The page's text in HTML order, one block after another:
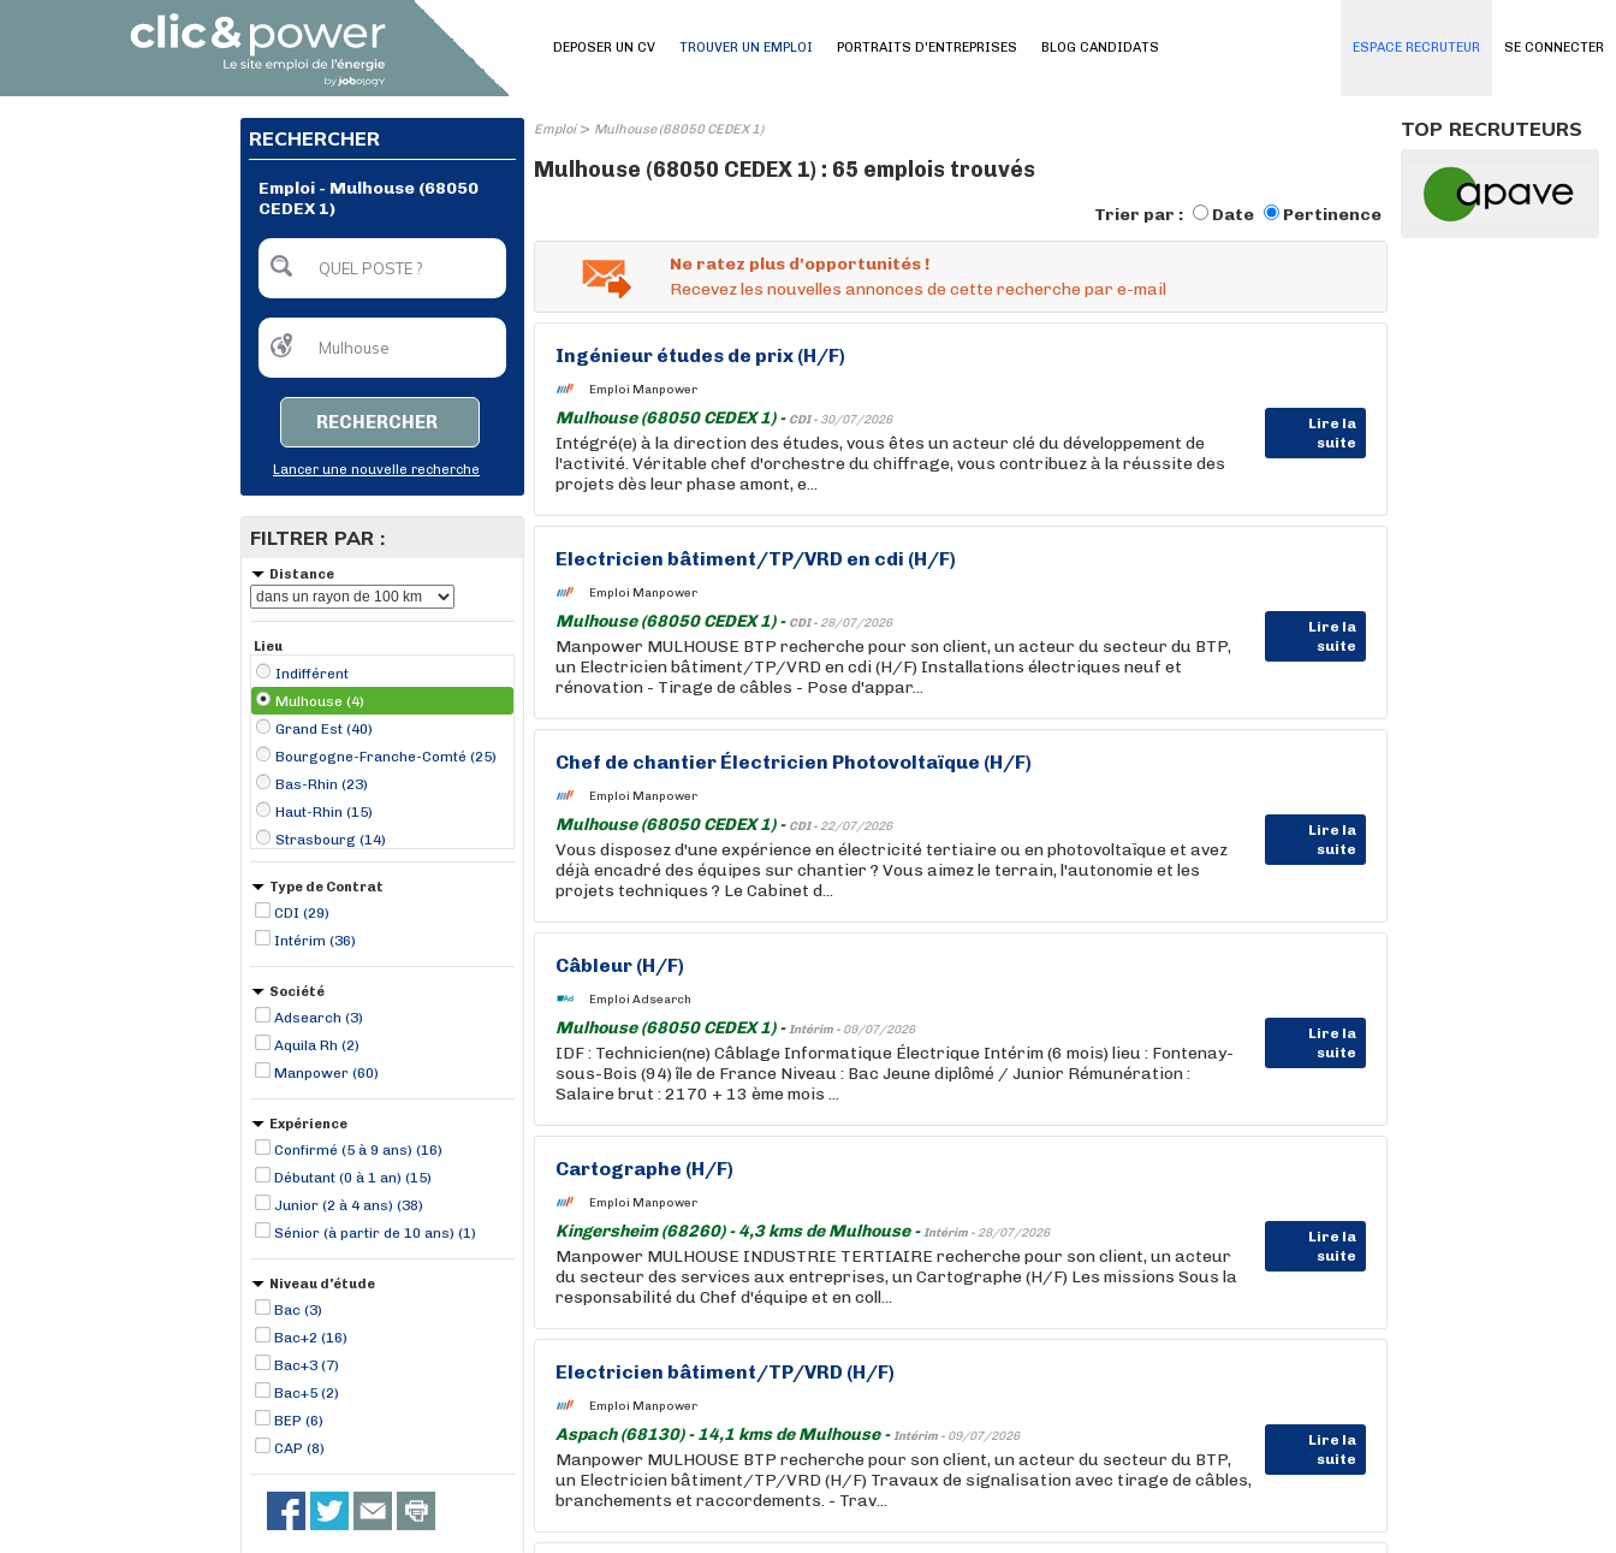
SE CONNECTER
DEPOSER UN CV TROUVER UN EMPLOI PORTRAITS D'ENTREPRISES BLOG CANDIDATS ESPACE RECRUTEUR
RECHERCHER
Emploi - Mulhouse (68050
CEDEX 1)
RECHERCHER
Lancer une nouvelle recherche
FILTRER PAR :
Distance
Lieu
Indifférent
Mulhouse (4)
Grand Est (40)
Bourgogne-Franche-Comté (25)
Bas-Rhin (23)
Haut-Rhin (15)
Strasbourg (14)
Belfort (9)
Molsheim (5)
Colmar (2)
Héricourt (2)
Type de Contrat
CDI (29)
Intérim (36)
Société
Adsearch (3)
Aquila Rh (2)
Manpower (60)
Expérience
Confirmé (5 à 9 ans) (16)
Débutant (0 à 1 an) (15)
Junior (2 à 4 ans) (38)
Sénior (à partir de 10 ans) (1)
Niveau d'étude
Bac (3)
Bac+2 (16)
Bac+3 (7)
Bac+5 (2)
BEP (6)
CAP (8)
Emploi> Mulhouse (68050 CEDEX 1)
Mulhouse (68050 CEDEX 1) : 65 emplois trouvés
Trier par : Date Pertinence
Ne ratez plus d'opportunités !
Recevez les nouvelles annonces de cette recherche par e-mail
Ingénieur études de prix (H/F)
Emploi Manpower
Mulhouse (68050 CEDEX 1) - CDI - 30/07/2026
Lire la
suite
Intégré(e) à la direction des études, vous êtes un acteur clé du développement de
l'activité. Véritable chef d'orchestre du chiffrage, vous contribuez à la réussite des
projets dès leur phase amont, e...
Electricien bâtiment/TP/VRD en cdi (H/F)
Emploi Manpower
Mulhouse (68050 CEDEX 1) - CDI - 28/07/2026
Lire la
suite
Manpower MULHOUSE BTP recherche pour son client, un acteur du secteur du BTP,
un Electricien bâtiment/TP/VRD en cdi (H/F) Installations électriques neuf et
rénovation - Tirage de câbles - Pose d'appar...
Chef de chantier Électricien Photovoltaïque (H/F)
Emploi Manpower
Mulhouse (68050 CEDEX 1) - CDI - 22/07/2026
Lire la
suite
Vous disposez d'une expérience en électricité tertiaire ou en photovoltaïque et avez
déjà encadré des équipes sur chantier ? Vous aimez le terrain, l'autonomie et les
projets techniques ? Le Cabinet d...
Câbleur (H/F)
Emploi Adsearch
Mulhouse (68050 CEDEX 1) -Intérim - 09/07/2026
Lire la
suite
IDF : Technicien(ne) Câblage Informatique Électrique Intérim (6 mois) lieu : Fontenay-
sous-Bois (94) île de France Niveau : Bac Jeune diplômé / Junior Rémunération :
Salaire brut : 2170 + 13 ème mois ...
Cartographe (H/F)
Emploi Manpower
Kingersheim (68260) - 4,3 kms de Mulhouse -Intérim - 28/07/2026
Lire la
suite
Manpower MULHOUSE INDUSTRIE TERTIAIRE recherche pour son client, un acteur
du secteur des services aux entreprises, un Cartographe (H/F) Les missions Sous la
responsabilité du Chef d'équipe et en coll...
Electricien bâtiment/TP/VRD (H/F)
Emploi Manpower
Aspach (68130) - 14,1 kms de Mulhouse -Intérim - 09/07/2026
Lire la
suite
Manpower MULHOUSE BTP recherche pour son client, un acteur du secteur du BTP,
un Electricien bâtiment/TP/VRD (H/F) Travaux de signalisation avec tirage de câbles,
branchements et raccordements. - Trav...
TOP RECRUTEURS